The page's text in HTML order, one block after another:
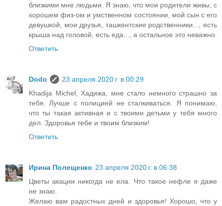
близкими мне людьми. Я знаю, что мои родители живы, с
хорошем физ-ом и умственном состоянии, мой сын с его
девушкой, мои друзья, ташкентские родственники..., есть
крыша над головой, есть еда..., а остальное это неважно.
Ответить
Dodo
23 апреля 2020 г. в 00:29
Khadija Michel, Хадижа, мне стало немного страшно за
тебя. Лучше с полицией не сталкиваться. Я понимаю,
что ты такая активная и с твоими детьми у тебя много
дел. Здоровья тебе и твоим близким!
Ответить
Ирина Полещенко 23 апреля 2020 г. в 06:38
Цветы акации никогда не ела. Что такое нефле я даже
не знаю.
Желаю вам радостных дней и здоровья! Хорошо, что у